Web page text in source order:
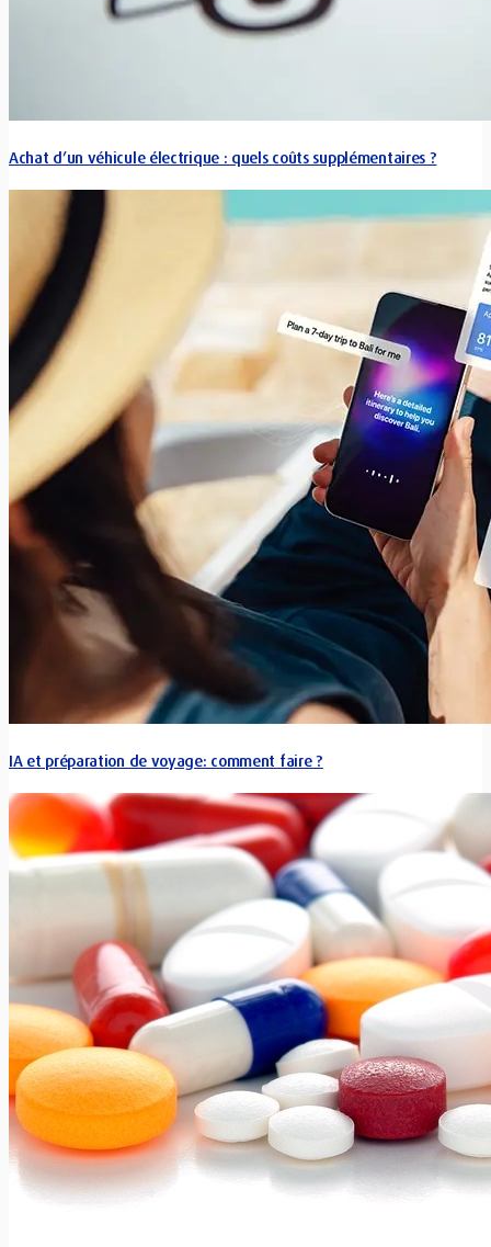
Achat d’un véhicule électrique : quels coûts supplémentaires ?
IA et préparation de voyage: comment faire ?